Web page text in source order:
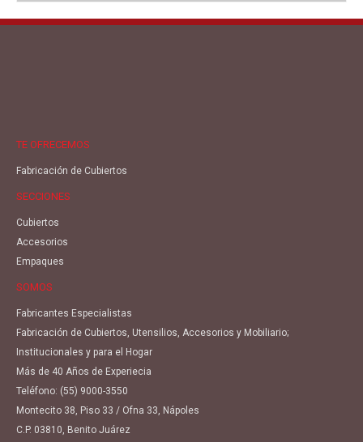
TE OFRECEMOS
Fabricación de Cubiertos
SECCIONES
Cubiertos
Accesorios
Empaques
SOMOS
Fabricantes Especialistas
Fabricación de Cubiertos, Utensilios, Accesorios y Mobiliario;
Institucionales y para el Hogar
Más de 40 Años de Experiecia
Teléfono: (55) 9000-3550
Montecito 38, Piso 33 / Ofna 33, Nápoles
C.P. 03810, Benito Juárez